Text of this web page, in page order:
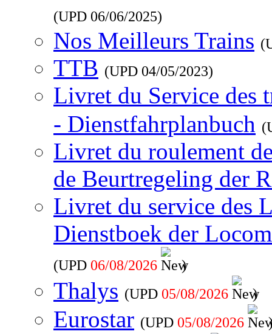
(UPD 06/06/2025)
Nos Meilleurs Trains
TTB (UPD 04/05/2023)
Livret du Service des
- Dienstfahrplanbuch
Livret du roulement
de Beurtregeling der
Livret du service des
Dienstboek der
(UPD 06/08/2026 )
Thalys (UPD 05/08/2026 )
Eurostar (UPD 05/08/2026